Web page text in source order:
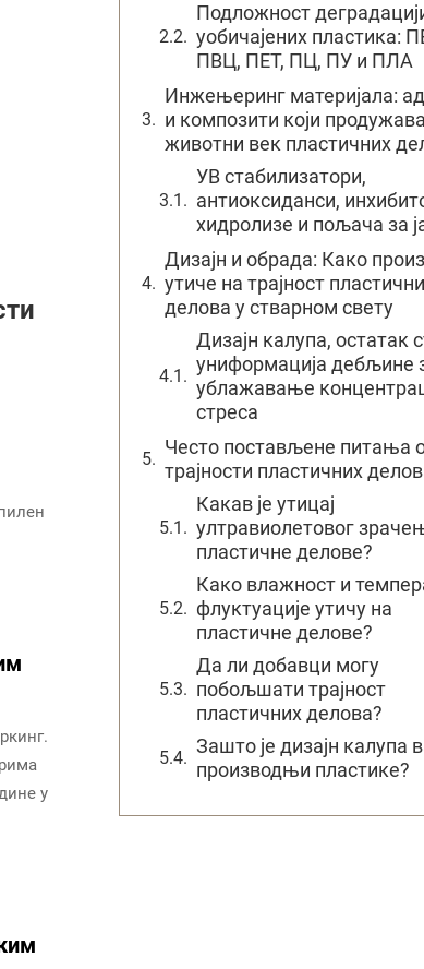
у
Подложност
уобичајених пластика:
ПВЦ, ПЕТ, ПЦ, ПУ и ПЛА
Инжењеринг материјала:
и композити који
животни век пластичних
УВ стабилизатори,
антиоксиданси,
хидролизе и пољача за
Дизајн и обрада: Како
утиче на трајност
делова у стварном свету
Дизајн калупа, остатак
униформација дебљине
ублажавање
стреса
Често постављене питања
трајности пластичних
Какав је утицај
ултравиолетовог
пластичне делове?
Како влажност и
флуктуације утичу на
пластичне делове?
Да ли добавци могу
побољшати трајност
пластичних делова?
Зашто је дизајн калупа
производњи пластике?